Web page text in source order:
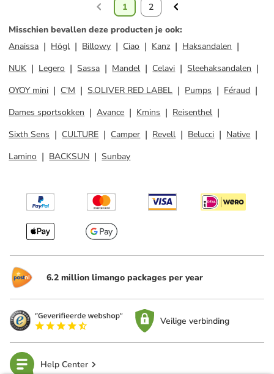
1
2
Misschien bevallen deze producten je ook:
Anaissa
Högl Billowy Ciao Kanz
Haksandalen
NUK
Legero Sassa Mandel Celavi
Sleehaksandalen
OYOY mini
C'M S.OLIVER RED LABEL Pumps
Féraud
Dames sportsokken
Avance Kmins
Reisenthel
Sixth Sens
CULTURE Camper Revell Belucci
Native
Lamino
BACKSUN Sunbay
6.2 million limango packages per year
Veilige verbinding
Help Center